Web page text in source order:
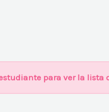
para ver la lista